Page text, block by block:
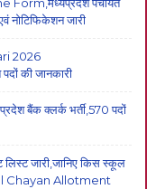
नोटिफिकेशन जारी
2026
की जानकारी
बैंक क्लर्क भर्ती,570 पदों
जारी,जानिए किस स्कूल
Chayan Allotment